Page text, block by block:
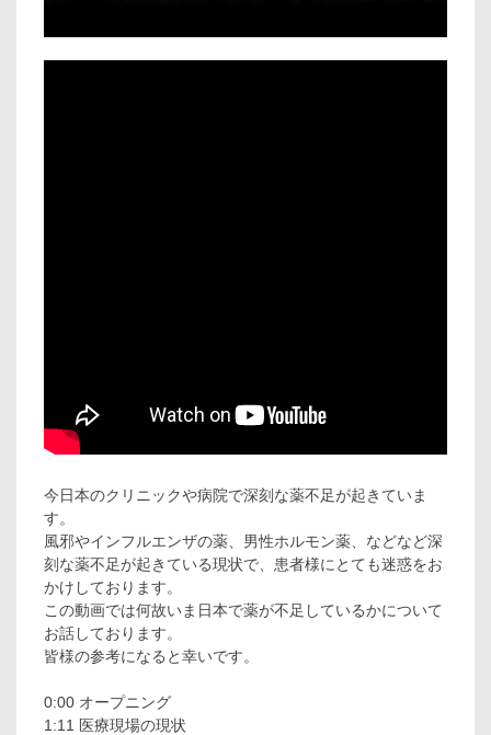
今日本のクリニックや病院で深刻な薬不足が起きていま
す。
風邪やインフルエンザの薬、男性ホルモン薬、などなど深
刻な薬不足が起きている現状で、患者様にとても迷惑をお
かけしております。
この動画では何故いま日本で薬が不足しているかについて
お話しております。
皆様の参考になると幸いです。
0:00 オープニング
1:11 医療現場の現状